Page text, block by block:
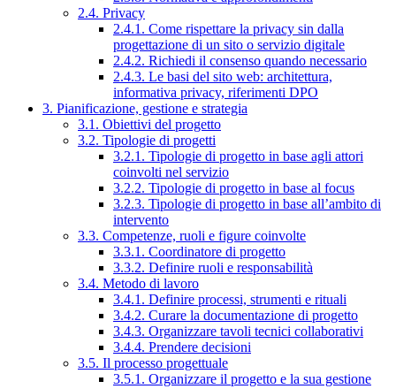
2.4. Privacy
2.4.1. Come rispettare la privacy sin dalla
progettazione di un sito o servizio digitale
2.4.2. Richiedi il consenso quando necessario
2.4.3. Le basi del sito web: architettura,
informativa privacy, riferimenti DPO
3. Pianificazione, gestione e strategia
3.1. Obiettivi del progetto
3.2. Tipologie di progetti
3.2.1. Tipologie di progetto in base agli attori
coinvolti nel servizio
3.2.2. Tipologie di progetto in base al focus
3.2.3. Tipologie di progetto in base all’ambito di
intervento
3.3. Competenze, ruoli e figure coinvolte
3.3.1. Coordinatore di progetto
3.3.2. Definire ruoli e responsabilità
3.4. Metodo di lavoro
3.4.1. Definire processi, strumenti e rituali
3.4.2. Curare la documentazione di progetto
3.4.3. Organizzare tavoli tecnici collaborativi
3.4.4. Prendere decisioni
3.5. Il processo progettuale
3.5.1. Organizzare il progetto e la sua gestione